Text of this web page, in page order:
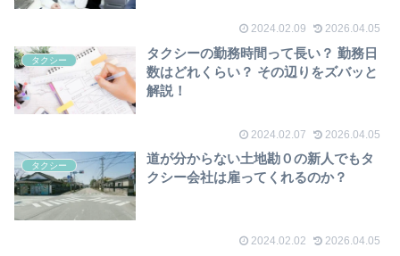
2024.02.09 2026.04.05
タクシー
タクシーの勤務時間って長い？ 勤務日
数はどれくらい？ その辺りをズバッと
解説！
2024.02.07 2026.04.05
タクシー
道が分からない土地勘０の新人でもタ
クシー会社は雇ってくれるのか？
2024.02.02 2026.04.05